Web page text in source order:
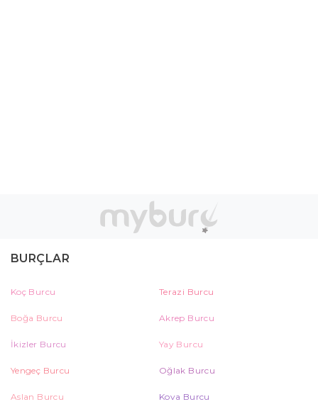
BURÇLAR
Koç Burcu Terazi Burcu
Boğa Burcu Akrep Burcu
İkizler Burcu Yay Burcu
Yengeç Burcu Oğlak Burcu
Aslan Burcu Kova Burcu